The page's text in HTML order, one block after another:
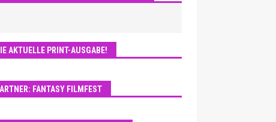
AKTUELLE PRINT-AUSGABE!
FANTASY FILMFEST